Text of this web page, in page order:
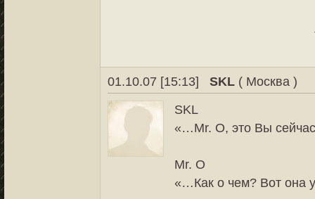
01.10.07 [15:13] SKL ( Москва )
SKL
«…Mr. O, это Вы
Mr. O
«…Как о чем? Вот она